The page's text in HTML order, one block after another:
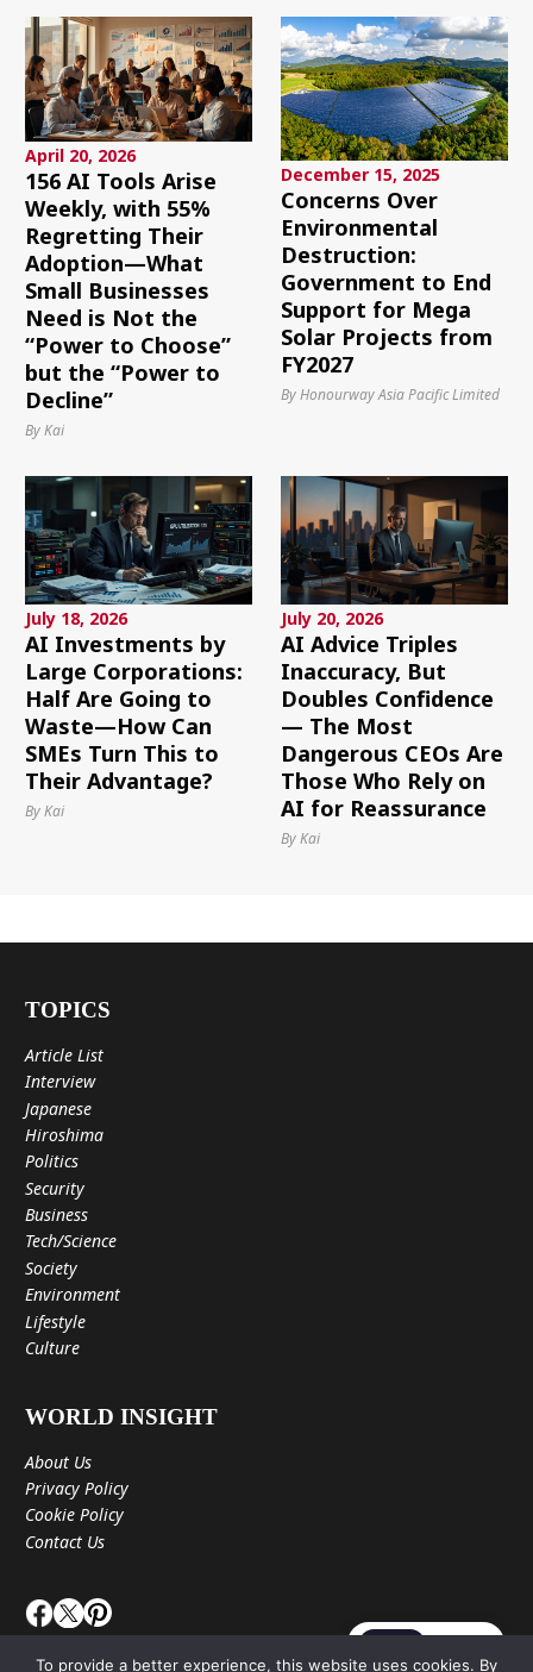
April 20, 2026
156 AI Tools Arise
Weekly, with 55%
Regretting Their
Adoption—What
Small Businesses
Need is Not the
“Power to Choose”
but the “Power to
Decline”
By Kai
December 15, 2025
Concerns Over
Environmental
Destruction:
Government to End
Support for Mega
Solar Projects from
FY2027
By Honourway Asia Pacific Limited
July 18, 2026
AI Investments by
Large Corporations:
Half Are Going to
Waste—How Can
SMEs Turn This to
Their Advantage?
By Kai
July 20, 2026
AI Advice Triples
Inaccuracy, But
Doubles Confidence
— The Most
Dangerous CEOs Are
Those Who Rely on
AI for Reassurance
By Kai
TOPICS
Article List
Interview
Japanese
Hiroshima
Politics
Security
Business
Tech/Science
Society
Environment
Lifestyle
Culture
WORLD INSIGHT
About Us
Privacy Policy
Cookie Policy
Contact Us
To provide a better experience, this website uses cookies. By